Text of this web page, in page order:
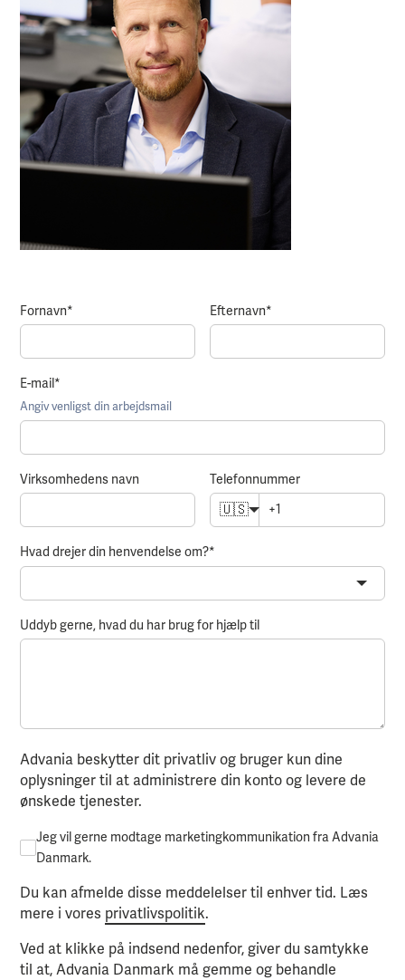
Fornavn* Efternavn*
E-mail *
Angiv venligst din arbejdsmail
Virksomhedens navn Telefonnummer
🇺🇸
Hvad drejer din henvendelse om?*
Uddyb gerne, hvad du har brug for hjælp til
Advania beskytter dit privatliv og bruger kun dine
oplysninger til at administrere din konto og levere de
ønskede tjenester.
Jeg vil gerne modtage marketingkommunikation fra Advania
Danmark.
Du kan afmelde disse meddelelser til enhver tid. Læs
mere i vores privatlivspolitik.
Ved at klikke på indsend nedenfor, giver du samtykke
til at, Advania Danmark må gemme og behandle